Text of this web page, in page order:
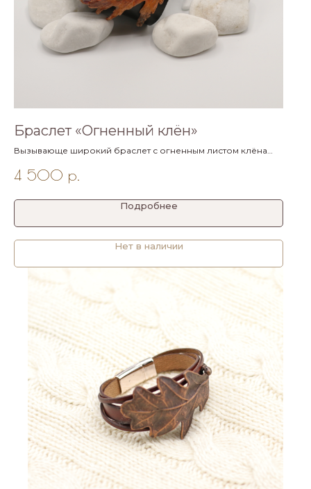
Браслет «Огненный клён»
Вызывающе широкий браслет с огненным листом клёна
4 500 р.
Подробнее
Нет в наличии